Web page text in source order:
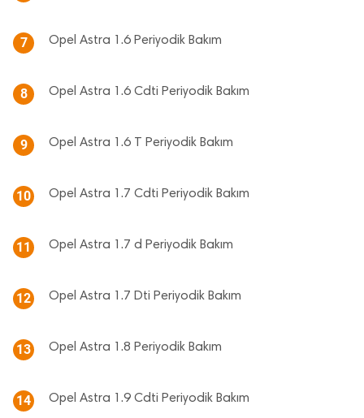
7 Opel Astra 1.6 Periyodik Bakım
8 Opel Astra 1.6 Cdti Periyodik Bakım
9 Opel Astra 1.6 T Periyodik Bakım
10 Opel Astra 1.7 Cdti Periyodik Bakım
11 Opel Astra 1.7 d Periyodik Bakım
12 Opel Astra 1.7 Dti Periyodik Bakım
13 Opel Astra 1.8 Periyodik Bakım
14 Opel Astra 1.9 Cdti Periyodik Bakım